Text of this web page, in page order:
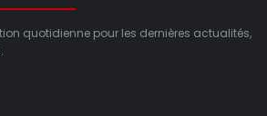
quotidienne pour les dernières actualités,